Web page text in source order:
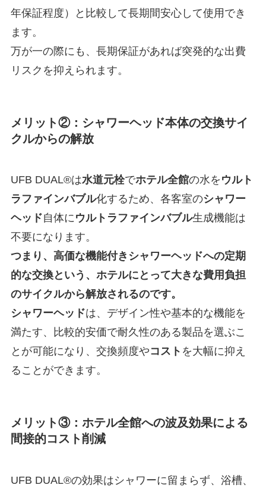
年保証程度）と比較して長期間安心して使用でき
ます。
万が一の際にも、長期保証があれば突発的な出費
リスクを抑えられます。
メリット②：シャワーヘッド本体の交換サイ
クルからの解放
UFB DUAL®は水道元栓でホテル全館の水を ウルト
ラファインバブル化するため、各客室のシャワー
ヘッド自体にウルトラファインバブル生成機能は
不要になります。
つまり、高価な機能付きシャワーヘッドへの定期
的な交換という、ホテルにとって大きな費用負担
のサイクルから解放されるのです。
シャワーヘッドは、デザイン性や基本的な機能を
満たす、比較的安価で耐久性のある製品を選ぶこ
とが可能になり、交換頻度やコスト を大幅に抑え
ることができます。
メリット③：ホテル全館への波及効果による
間接的コスト削減
UFB DUAL®の効果はシャワーに留まらず、浴槽、